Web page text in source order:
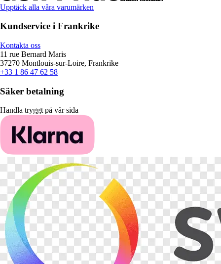
Upptäck alla våra varumärken
Kundservice i Frankrike
Kontakta oss
11 rue Bernard Maris
37270 Montlouis-sur-Loire, Frankrike
+33 1 86 47 62 58
Säker betalning
Handla tryggt på vår sida